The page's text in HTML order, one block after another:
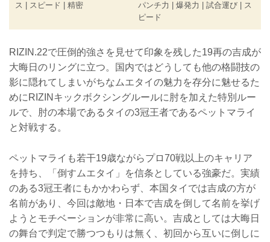
ス | スピード | 精密
パンチ力 | 爆発力 | 試合運び | ス
ピード
RIZIN.22で圧倒的強さを見せて印象を残した19再の吉成が
大晦日のリングに立つ。国内ではどうしても他の格闘技の
影に隠れてしまいがちなムエタイの魅力を存分に魅せるた
めにRIZINキックボクシングルールに肘を加えた特別ルー
ルで、肘の本場であるタイの3冠王者であるペットマライ
と対戦する。
ペットマライも若干19歳ながらプロ70戦以上のキャリア
を持ち、「倒すムエタイ」を信条としている強豪だ。実績
のある3冠王者にもかかわらず、本国タイでは吉成の方が
名前があり、今回は敵地・日本で吉成を倒して名前を挙げ
ようとモチベーションが非常に高い。吉成としては大晦日
の舞台で判定で勝つつもりは無く、初回から互いに倒しに